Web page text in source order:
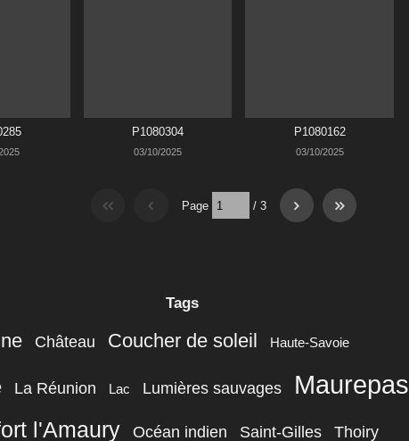
P1080304
03/10/2025
P1080162
03/10/2025
Page / 3
Tags
Château Coucher de soleil Haute-Savoie
La Réunion Lac Lumières sauvages Maurepas
l'Amaury Océan indien Saint-Gilles Thoiry